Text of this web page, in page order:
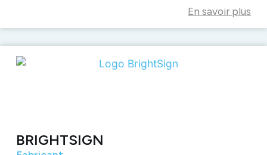
En savoir plus
BRIGHTSIGN